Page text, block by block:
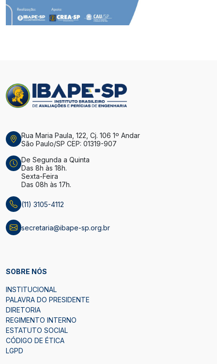
Rua Maria Paula, 122, Cj. 106 1º Andar
São Paulo/SP CEP: 01319-907
De Segunda a Quinta
Das 8h às 18h.
Sexta-Feira
Das 08h às 17h.
(11) 3105-4112
secretaria@ibape-sp.org.br
SOBRE NÓS
INSTITUCIONAL
PALAVRA DO PRESIDENTE
DIRETORIA
REGIMENTO INTERNO
ESTATUTO SOCIAL
CÓDIGO DE ÉTICA
LGPD